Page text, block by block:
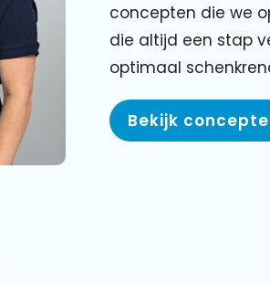
concepten die we
die altijd een stap
optimaal
Bekijk